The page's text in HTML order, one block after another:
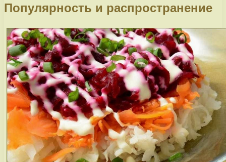
Популярность и распространение